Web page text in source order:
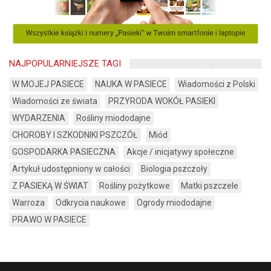
NAJPOPULARNIEJSZE TAGI
W MOJEJ PASIECE NAUKA W PASIECE
Wiadomości z Polski
Wiadomości ze świata
PRZYRODA WOKÓŁ PASIEKI
WYDARZENIA
Rośliny miododajne
CHOROBY I SZKODNIKI PSZCZÓŁ
Miód
GOSPODARKA PASIECZNA
Akcje / inicjatywy społeczne
Artykuł udostępniony w całości
Biologia pszczoły
Z PASIEKĄ W ŚWIAT
Rośliny pożytkowe
Matki pszczele
Warroza
Odkrycia naukowe
Ogrody miododajne
PRAWO W PASIECE